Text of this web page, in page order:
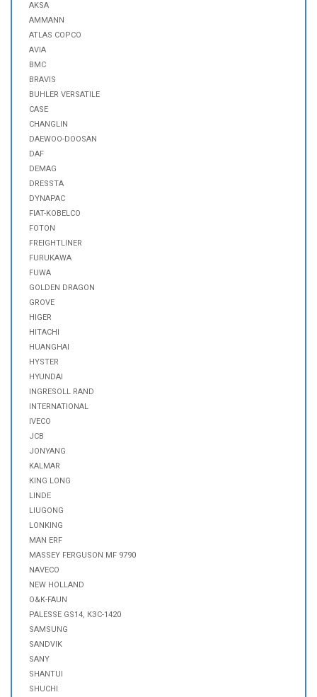
AKSA
AMMANN
ATLAS COPCO
AVIA
BMC
BRAVIS
BUHLER VERSATILE
CASE
CHANGLIN
DAEWOO-DOOSAN
DAF
DEMAG
DRESSTA
DYNAPAC
FIAT-KOBELCO
FOTON
FREIGHTLINER
FURUKAWA
FUWA
GOLDEN DRAGON
GROVE
HIGER
HITACHI
HUANGHAI
HYSTER
HYUNDAI
INGRESOLL RAND
INTERNATIONAL
IVECO
JCB
JONYANG
KALMAR
KING LONG
LINDE
LIUGONG
LONKING
MAN ERF
MASSEY FERGUSON MF 9790
NAVECO
NEW HOLLAND
O&K-FAUN
PALESSE GS14, КЗС-1420
SAMSUNG
SANDVIK
SANY
SHANTUI
SHUCHI